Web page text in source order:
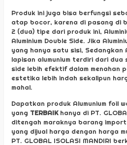
Produk ini juga bisa berfungsi
atap bocor, karena di pasang di
2 (dua) tipe dari produk ini,
Aluminium Double Side. Jika
yang hanya satu sisi, Sedangkan
lapisan alumunium terdiri dari dua
side lebih efektif dalam menahan
estetika lebih indah sekalipun
mahal.
Dapatkan produk Alumunium foil
yang TERBAIK hanya di PT.
ditengah maraknya barang
yang dijual harga dengan harga
PT. GLOBAL ISOLASI MANDIRI